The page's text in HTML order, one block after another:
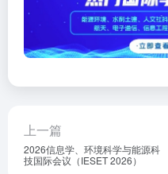
上一篇
2026信息学、环境科学与能源科
技国际会议（IESET 2026）